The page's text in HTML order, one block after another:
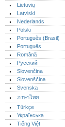
Lietuvių
Latviski
Nederlands
Polski
Português (Brasil)
Português‎
Română
Русский
Slovenčina
Slovenščina
Svenska
ภาษาไทย
Türkçe
Українська
Tiếng Việt